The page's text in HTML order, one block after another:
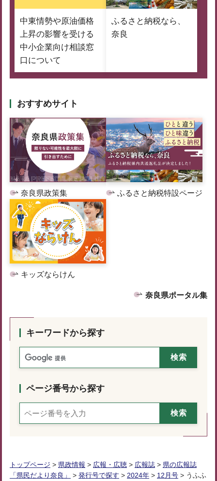
中東情勢や原油価格
上昇の影響を受ける
中小企業向け相談窓
口について
ふるさと納税なら、
奈良
おすすめサイト
奈良県政策集 ふるさと納税特設ページ
キッズならけん
奈良県ポータル集
キーワードから探す
ページ番号から探す
トップページ > 県政情報 > 広報・広聴 > 広報誌 > 県の広報誌
「県民だより奈良」
> 発行号で探す > 2024年 > 12月号 > うふふ